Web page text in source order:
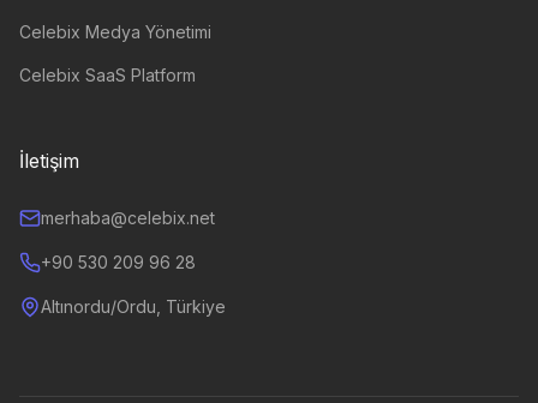
Celebix Medya Yönetimi
Celebix SaaS Platform
İletişim
merhaba@celebix.net
+90 530 209 96 28
Altınordu/Ordu, Türkiye